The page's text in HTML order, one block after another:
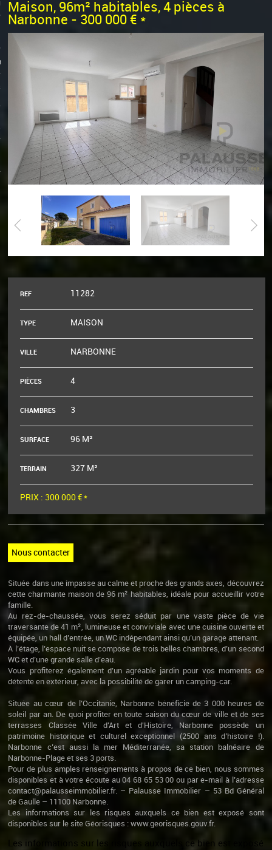
0
Maison, 96m² habitables, 4 pièces à
Narbonne - 300 000 € *
REF 11282
TYPE MAISON
VILLE NARBONNE
PIÈCES 4
CHAMBRES 3
SURFACE 96 M²
TERRAIN 327 M²
PRIX : 300 000 €*
Nous contacter
Située dans une impasse au calme et proche des grands axes, découvrez
cette charmante maison de 96 m² habitables, idéale pour accueillir votre
famille.
Au rez-de-chaussée, vous serez séduit par une vaste pièce de vie
traversante de 41 m², lumineuse et conviviale avec une cuisine ouverte et
équipée, un hall d’entrée, un WC indépendant ainsi qu’un garage attenant.
À l’étage, l’espace nuit se compose de trois belles chambres, d’un second
WC et d’une grande salle d’eau.
Vous profiterez également d’un agréable jardin pour vos moments de
détente en extérieur, avec la possibilité de garer un camping-car.
Située au cœur de l’Occitanie, Narbonne bénéficie de 3 000 heures de
soleil par an. De quoi profiter en toute saison du cœur de ville et de ses
terrasses Classée Ville d'Art et d'Histoire, Narbonne possède un
patrimoine historique et culturel exceptionnel (2500 ans d’histoire !).
Narbonne c’est aussi la mer Méditerranée, sa station balnéaire de
Narbonne-Plage et ses 3 ports.
Pour de plus amples renseignements à propos de ce bien, nous sommes
disponibles et à votre écoute au 04 68 65 53 00 ou par e-mail à l’adresse
contact@palausseimmobilier.fr. – Palausse Immobilier – 53 Bd Général
de Gaulle – 11100 Narbonne.
Les informations sur les risques auxquels ce bien est exposé sont
disponibles sur le site Géorisques : www.georisques.gouv.fr.
Les informations sur les risques auxquels ce bien est exposé